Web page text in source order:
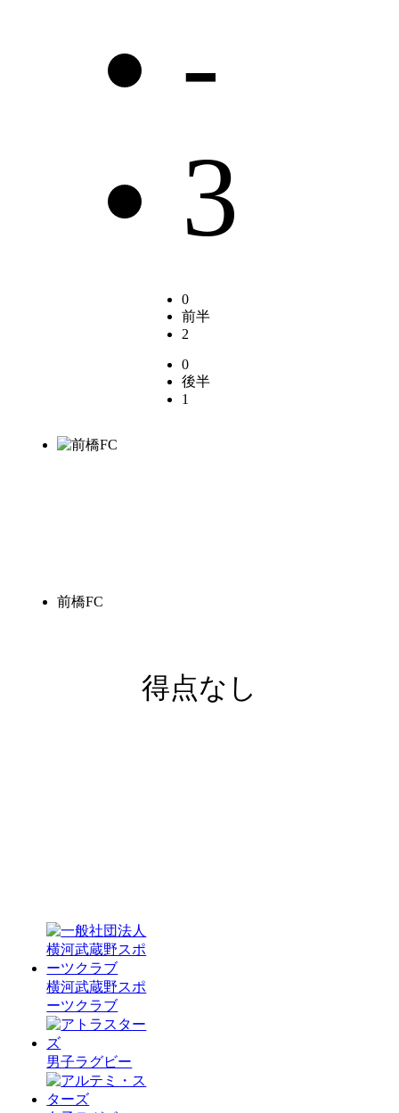
-
3
0
前半
2
0
後半
1
前橋FC
得点なし
横河武蔵野スポ
ーツクラブ
男子ラグビー